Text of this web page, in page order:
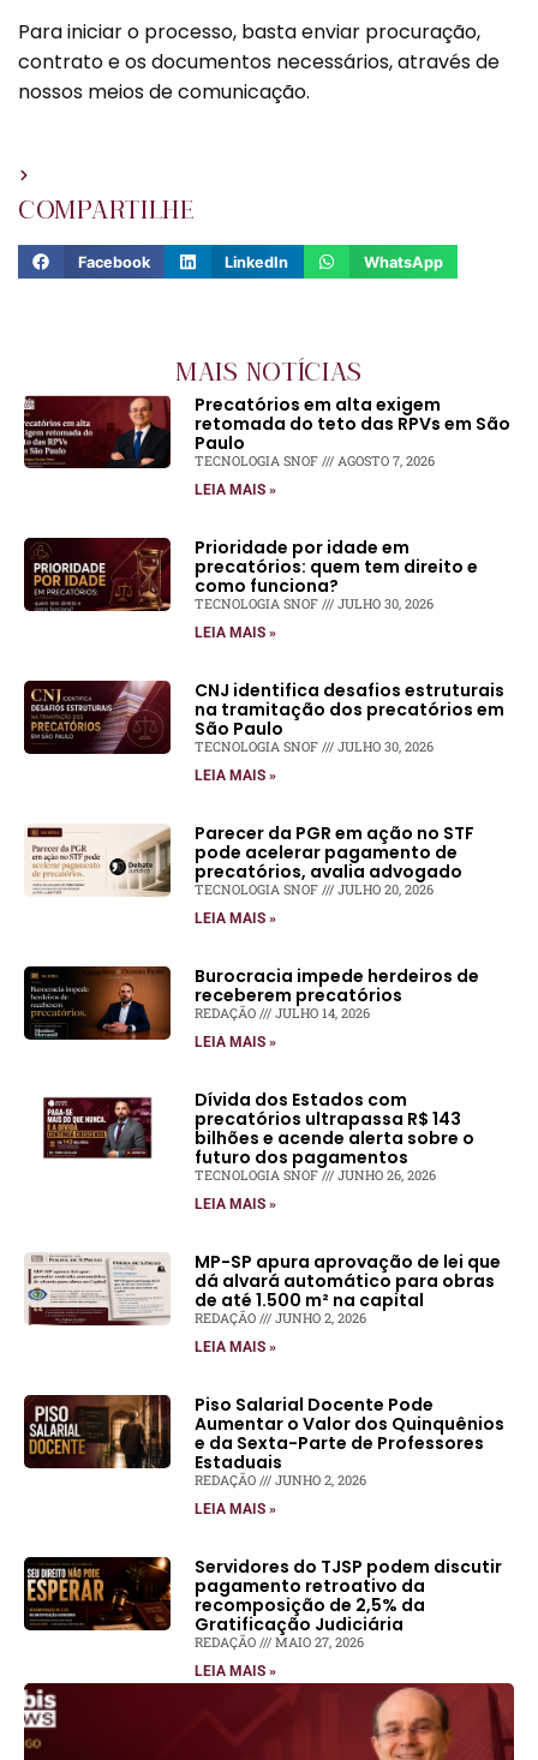
Para iniciar o processo, basta enviar procuração,
contrato e os documentos necessários, através de
nossos meios de comunicação.
COMPARTILHE
Facebook LinkedIn WhatsApp
MAIS NOTÍCIAS
Precatórios em alta exigem
retomada do teto das RPVs em São
Paulo
TECNOLOGIA SNOF AGOSTO 7, 2026
LEIA MAIS »
Prioridade por idade em
precatórios: quem tem direito e
como funciona?
TECNOLOGIA SNOF JULHO 30, 2026
LEIA MAIS »
CNJ identifica desafios estruturais
na tramitação dos precatórios em
São Paulo
TECNOLOGIA SNOF JULHO 30, 2026
LEIA MAIS »
Parecer da PGR em ação no STF
pode acelerar pagamento de
precatórios, avalia advogado
TECNOLOGIA SNOF JULHO 20, 2026
LEIA MAIS »
Burocracia impede herdeiros de
receberem precatórios
REDAÇÃO JULHO 14, 2026
LEIA MAIS »
Dívida dos Estados com
precatórios ultrapassa R$ 143
bilhões e acende alerta sobre o
futuro dos pagamentos
TECNOLOGIA SNOF JUNHO 26, 2026
LEIA MAIS »
MP-SP apura aprovação de lei que
dá alvará automático para obras
de até 1.500 m² na capital
REDAÇÃO JUNHO 2, 2026
LEIA MAIS »
Piso Salarial Docente Pode
Aumentar o Valor dos Quinquênios
e da Sexta-Parte de Professores
Estaduais
REDAÇÃO JUNHO 2, 2026
LEIA MAIS »
Servidores do TJSP podem discutir
pagamento retroativo da
recomposição de 2,5% da
Gratificação Judiciária
REDAÇÃO MAIO 27, 2026
LEIA MAIS »